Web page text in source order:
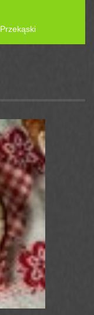
Przekąski